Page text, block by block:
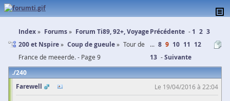
Index Forums
Forum Ti89, 92+, Voyage
200 et Nspire
Coup de gueule
Tour de
France de meeerde. - Page 9
Précédente 1 2 3
... 8 9 10 11 12
13
Suivante
240
Farewell
Le 19/04/2016 à 22:04